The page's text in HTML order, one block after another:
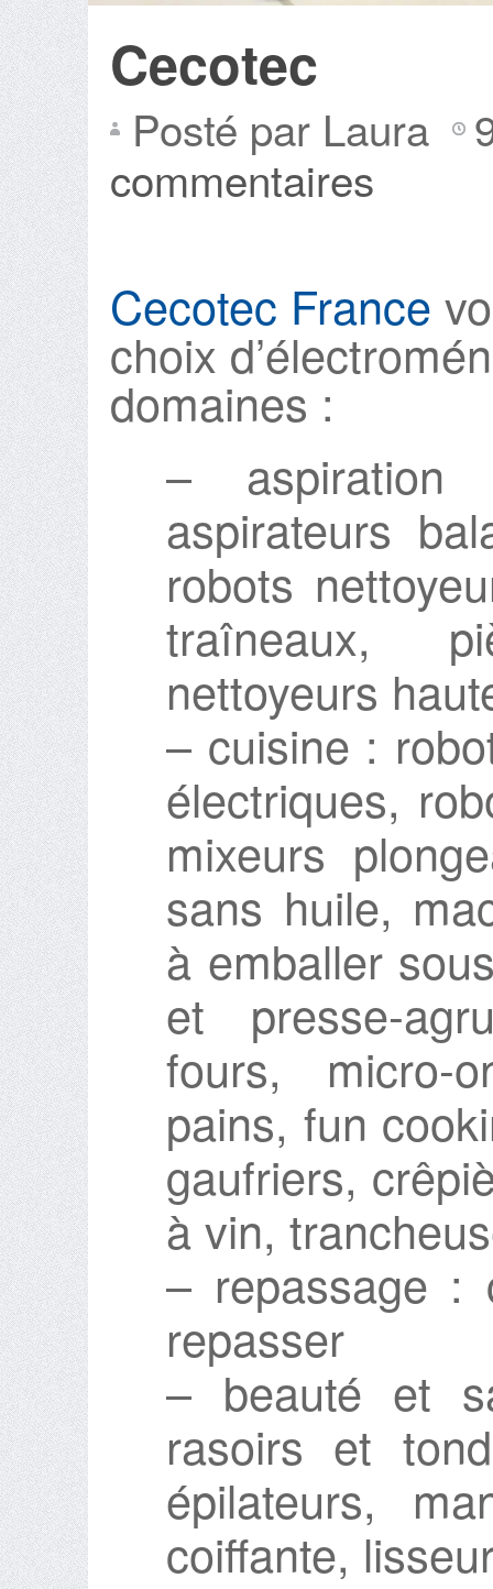
Cecotec
Posté par Laura
commentaires
Cecotec France
choix
domaines :
– aspiration
aspirateurs
robots
traîneaux,
nettoyeurs
– cuisine :
électriques,
mixeurs
sans huile,
à emballer
et presse-
fours, micro-
pains, fun
gaufriers,
à vin,
– repassage :
repasser
– beauté et
rasoirs et
épilateurs,
coiffante,